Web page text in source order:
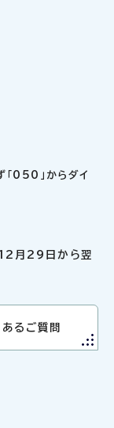
050」からダイ
12月29日から翌
あるご質問